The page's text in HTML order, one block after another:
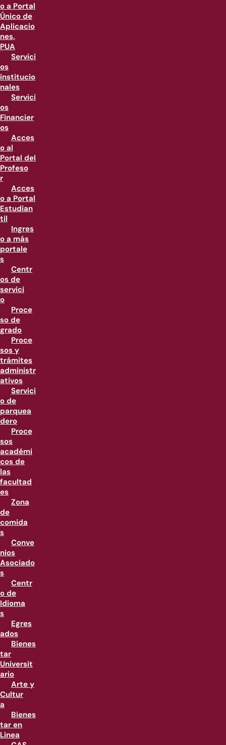
o a Portal
Único de
Aplicacio
nes,
PUA
Servici
os
institucio
nales
Servici
os
Financier
os
Acces
o al
Portal del
Profeso
r
Acces
o a Portal
Estudian
til
Ingres
o a más
portale
s
Centr
os de
servici
o
Proce
so de
grado
Proce
sos y
trámites
administr
ativos
Servici
o de
parquea
dero
Proce
sos
académi
cos de
las
facultad
es
Zona
de
comida
s
Conve
nios
Asociado
s
Centr
o de
Idioma
s
Egres
ados
Bienes
tar
Universit
ario
Arte y
Cultur
a
Bienes
tar en
Linea